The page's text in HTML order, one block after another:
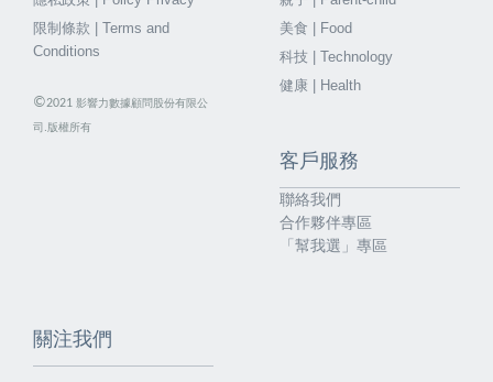
限制條款 | Terms and
Conditions
©2021 影響力數據顧問股份有限公
司.版權所有
美食 | Food
科技 | Technology
健康 | Health
客戶服務
聯絡我們
合作夥伴專區
「幫我選」專區
關注我們